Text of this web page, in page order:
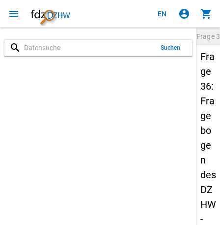
menu EN account_circle shopping_cart
search Suchen
Frage
Fra
ge
36:
Fra
ge
bo
ge
n
des
DZ
HW
-